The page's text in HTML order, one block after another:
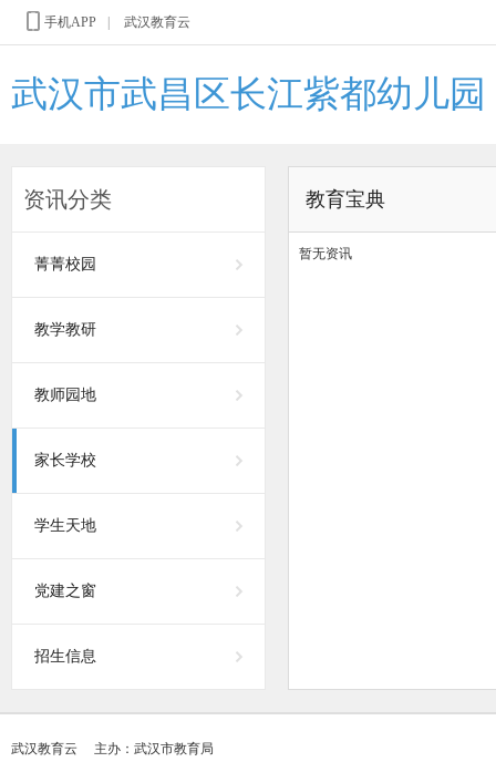
手机APP 武汉教育云
武汉市武昌区长江紫都幼儿园
资讯分类
菁菁校园
教学教研
教师园地
家长学校
学生天地
党建之窗
招生信息
教育宝典
暂无资讯
武汉教育云 主办：武汉市教育局